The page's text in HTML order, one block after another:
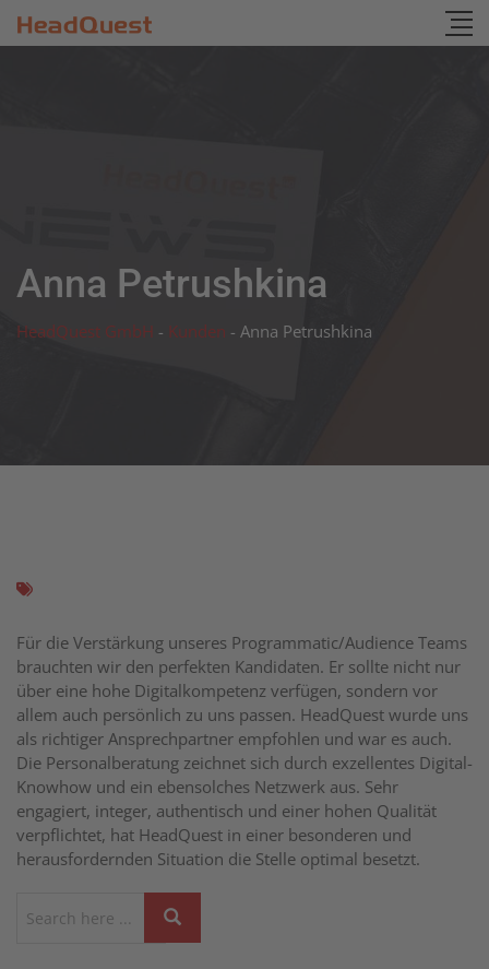
Skip
to
Anna Petrushkina
HeadQuest GmbH - Kunden - Anna Petrushkina
Für die Verstärkung unseres Programmatic/Audience Teams
brauchten wir den perfekten Kandidaten. Er sollte nicht nur
über eine hohe Digitalkompetenz verfügen, sondern vor
allem auch persönlich zu uns passen. HeadQuest wurde uns
als richtiger Ansprechpartner empfohlen und war es auch.
Die Personalberatung zeichnet sich durch exzellentes Digital-
Knowhow und ein ebensolches Netzwerk aus. Sehr
engagiert, integer, authentisch und einer hohen Qualität
verpflichtet, hat HeadQuest in einer besonderen und
herausfordernden Situation die Stelle optimal besetzt.